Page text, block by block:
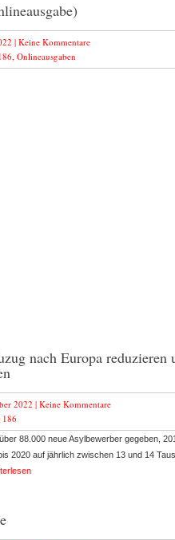
|Keine Kommentare
, Onlineausgaben
nach Europa reduzieren
2022 |Keine Kommentare
186
88.000 neue Asylbewerber gegeben,
2020 auf jährlich zwischen 13 und 14